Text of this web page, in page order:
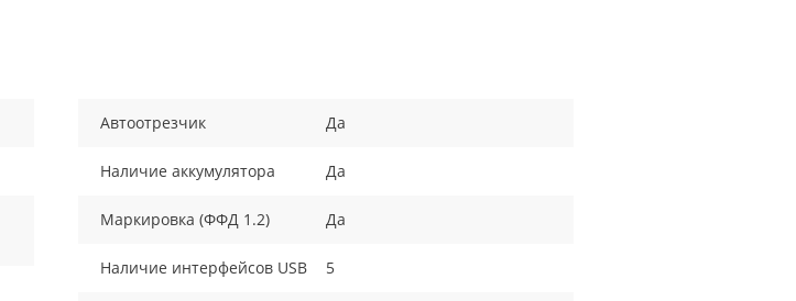
Автоотрезчик Да
Наличие аккумулятора Да
Маркировка (ФФД 1.2) Да
Наличие интерфейсов USB 5